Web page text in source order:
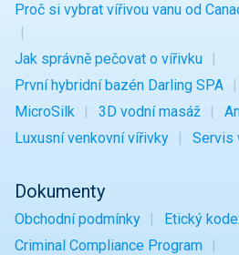
Proč si vybrat vířivou vanu od
Jak správně pečovat o vířivku
První hybridní bazén Darling SPA
MicroSilk
3D vodní masáž
Luxusní venkovní vířivky
Servis
Dokumenty
Obchodní podmínky
Etický
Criminal Compliance Program